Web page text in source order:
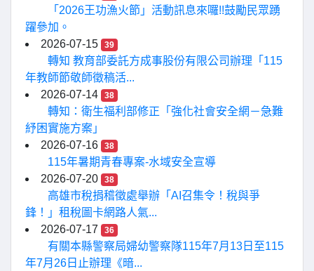
「2026王功漁火節」活動訊息來囉!!鼓勵民眾踴
躍參加。
2026-07-15
39
轉知 教育部委託方成事股份有限公司辦理「115
年教師節敬師徵稿活...
2026-07-14
38
轉知：衛生福利部修正「強化社會安全網－急難
紓困實施方案」
2026-07-16
38
115年暑期青春專案-水域安全宣導
2026-07-20
38
高雄市稅捐稽徵處舉辦「AI召集令！稅與爭
鋒！」租稅圖卡網路人氣...
2026-07-17
36
有關本縣警察局婦幼警察隊115年7月13日至115
年7月26日止辦理《暗...